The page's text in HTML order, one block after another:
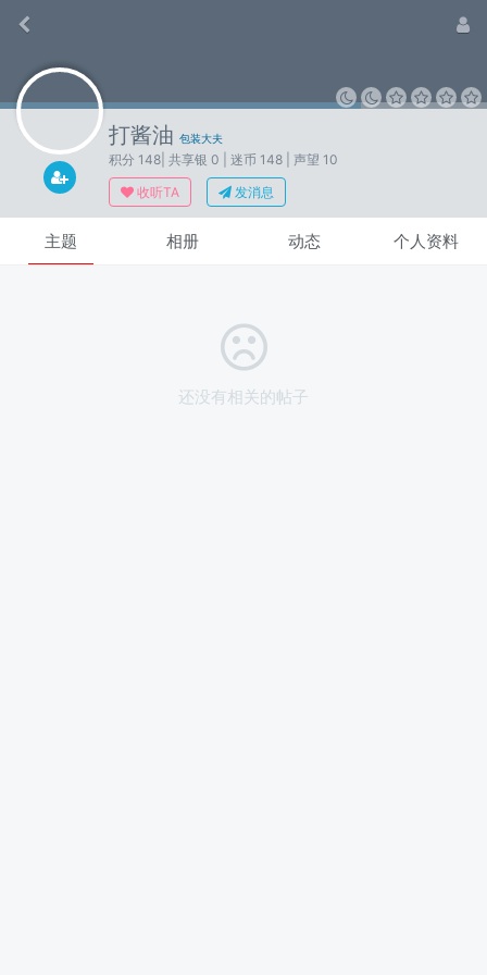
打酱油 包装大夫
积分 148 | 共享银 0 | 迷币 148
| 声望 10
收听TA
发消息
主题 相册 动态 个人资料
还没有相关的帖子